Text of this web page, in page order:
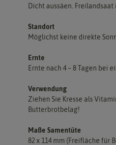
Dicht aussäen. Freilandsaat
Standort
Möglichst keine direkte
Ernte
Ernte nach 4 – 8 Tagen bei
Verwendung
Ziehen Sie Kresse als
Butterbrotbelag!
Maße Samentüte
82 x 114 mm (Freifläche für